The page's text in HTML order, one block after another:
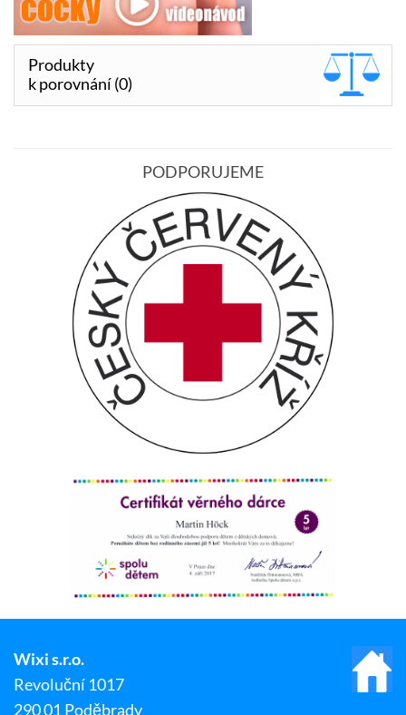
Produkty
k porovnání (0)
PODPORUJEME
Wixi s.r.o.
Revoluční 1017
290 01 Poděbrady